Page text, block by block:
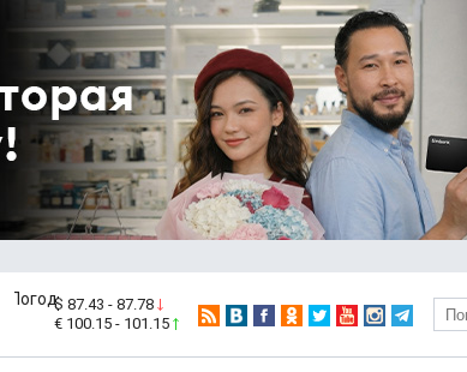
$ 87.43 - 87.78
€ 100.15 - 101.15